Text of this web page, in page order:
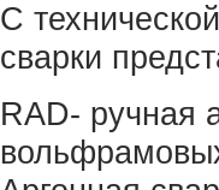
С
сварки
RAD- ручная